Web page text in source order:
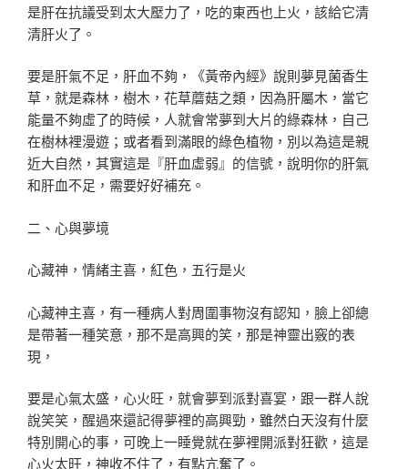
是肝在抗議受到太大壓力了，吃的東西也上火，該給它清
清肝火了。
要是肝氣不足，肝血不夠，《黃帝內經》說則夢見菌香生
草，就是森林，樹木，花草蘑菇之類，因為肝屬木，當它
能量不夠虛了的時候，人就會常夢到大片的綠森林，自己
在樹林裡漫遊；或者看到滿眼的綠色植物，別以為這是親
近大自然，其實這是『肝血虛弱』的信號，說明你的肝氣
和肝血不足，需要好好補充。
二、心與夢境
心藏神，情緒主喜，紅色，五行是火
心藏神主喜，有一種病人對周圍事物沒有認知，臉上卻總
是帶著一種笑意，那不是高興的笑，那是神靈出竅的表
現，
要是心氣太盛，心火旺，就會夢到派對喜宴，跟一群人說
說笑笑，醒過來還記得夢裡的高興勁，雖然白天沒有什麼
特別開心的事，可晚上一睡覺就在夢裡開派對狂歡，這是
心火太旺，神收不住了，有點亢奮了。